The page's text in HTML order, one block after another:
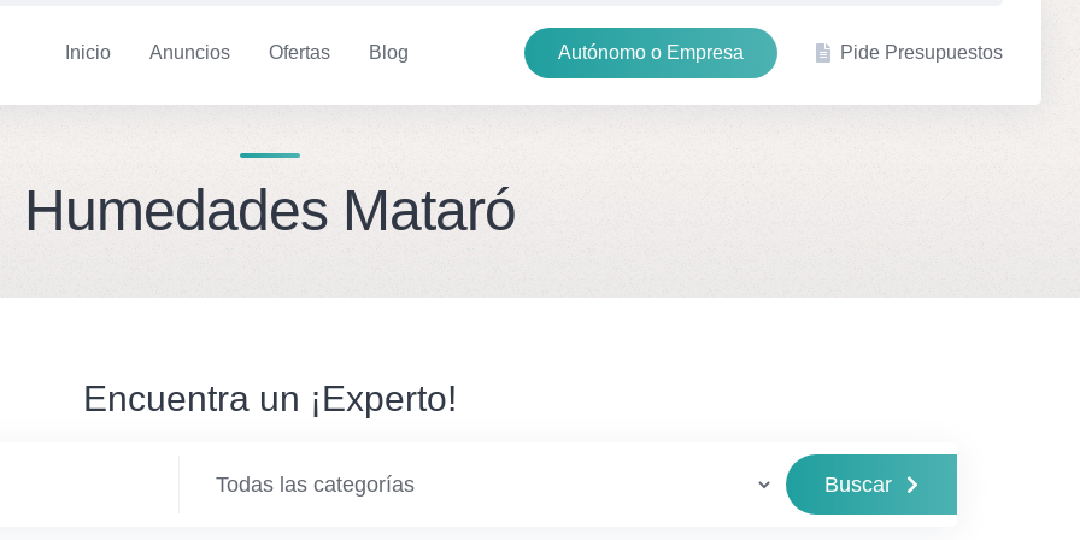
Inicio Anuncios Ofertas Blog Autónomo o Empresa Pide Presupuestos
Humedades Mataró
Encuentra un ¡Experto!
Buscar